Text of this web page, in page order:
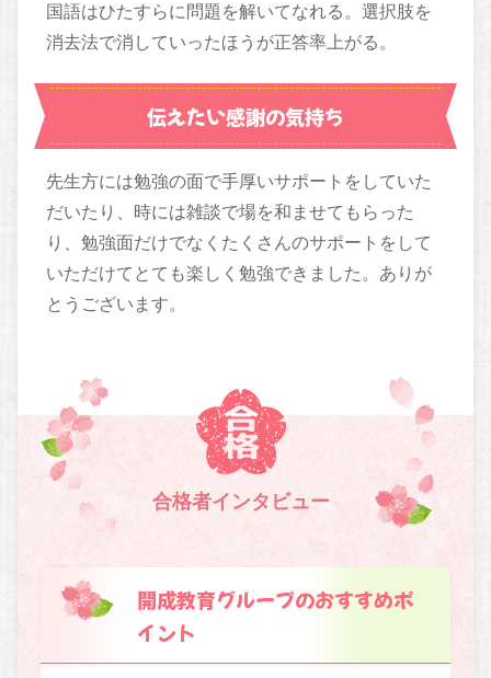
国語はひたすらに問題を解いてなれる。選択肢を
消去法で消していったほうが正答率上がる。
伝えたい感謝の気持ち
先生方には勉強の面で手厚いサポートをしていた
だいたり、時には雑談で場を和ませてもらった
り、勉強面だけでなくたくさんのサポートをして
いただけてとても楽しく勉強できました。ありが
とうございます。
合格者インタビュー
開成教育グループのおすすめポ
イント